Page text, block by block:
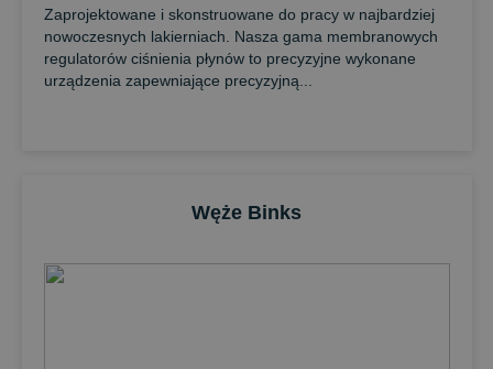
Zaprojektowane i skonstruowane do pracy w najbardziej
nowoczesnych lakierniach. Nasza gama membranowych
regulatorów ciśnienia płynów to precyzyjne wykonane
urządzenia zapewniające precyzyjną...
Węże Binks